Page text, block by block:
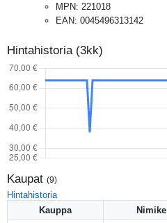
MPN: 221018
EAN: 0045496313142
Hintahistoria (3kk)
Kaupat (9)
Hintahistoria
Kauppa
Nimike